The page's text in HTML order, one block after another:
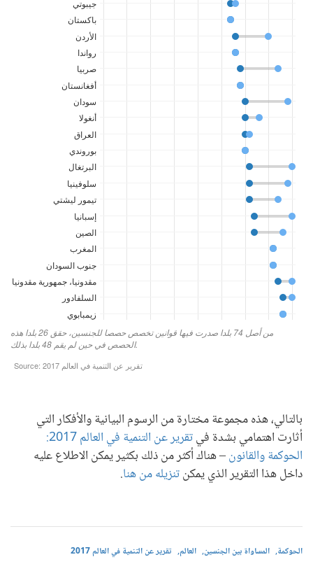
بالتالي، هذه مجموعة مختارة من الرسوم البيانية والأفكار التي
أثارت اهتمامي بشدة في
تقرير عن التنمية في العالم 2017:
الحوكمة والقانون– هناك أكثر من ذلك بكثير يمكن الاطلاع عليه
داخل هذا التقرير الذي يمكنتنزيله من هنا.
الحوكمة المساواة بين الجنسين العالم تقرير عن التنمية في العالم 2017